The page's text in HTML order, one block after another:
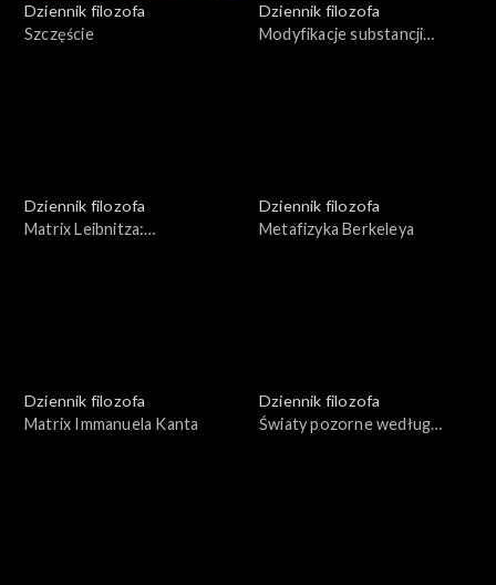
Dziennik filozofa
Szczęście
Dziennik filozofa
Modyfikacje substancji
Dziennik filozofa
Matrix Leibnitza:
Dziennik filozofa
Metafizyka Berkeleya
Dziennik filozofa
Matrix Immanuela Kanta
Dziennik filozofa
Światy pozorne według